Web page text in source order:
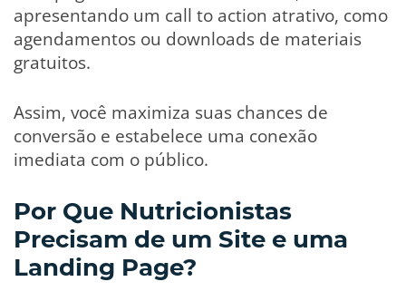
apresentando um call to action atrativo, como
agendamentos ou downloads de materiais
gratuitos.
Assim, você maximiza suas chances de
conversão e estabelece uma conexão
imediata com o público.
Por Que Nutricionistas
Precisam de um Site e uma
Landing Page?